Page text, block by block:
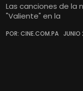
Las canciones de la
"Valiente" en la
POR: CINE.COM.PA JUNIO